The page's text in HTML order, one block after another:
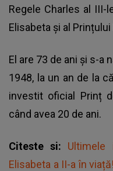
Regele Charles al III-
Elisabeta și al Prințului
El are 73 de ani și s-a
1948, la un an de la
investit oficial Prinț
când avea 20 de ani.
Citeste si: Ultimele
Elisabeta a II-a în